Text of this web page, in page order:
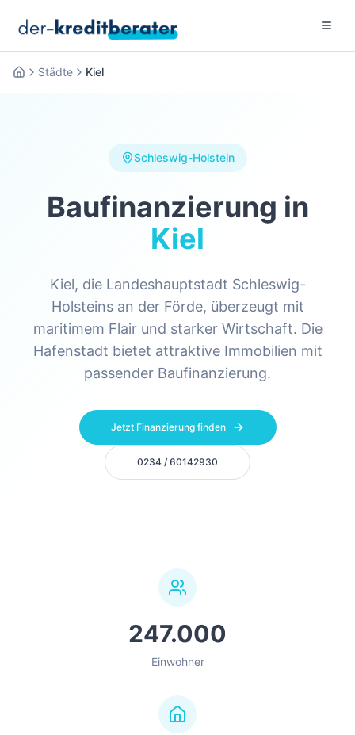
Menu
Startseite
Städte Kiel
Schleswig-Holstein
Baufinanzierung in
Kiel
Kiel, die Landeshauptstadt Schleswig-
Holsteins an der Förde, überzeugt mit
maritimem Flair und starker Wirtschaft. Die
Hafenstadt bietet attraktive Immobilien mit
passender Baufinanzierung.
Jetzt Finanzierung finden
0234 / 60142930
247.000
Einwohner